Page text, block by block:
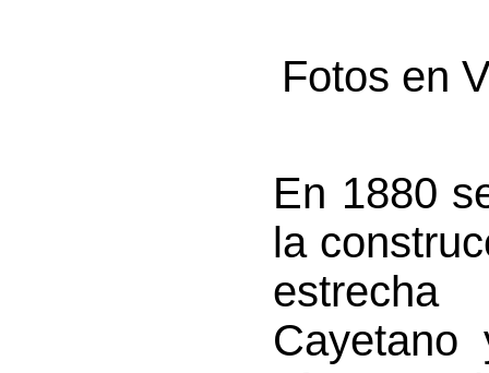
Fotos en
En 1880
la
Cayetano